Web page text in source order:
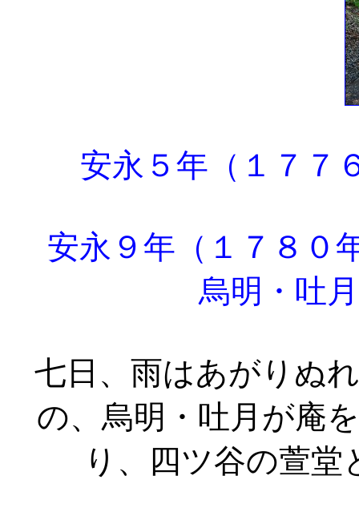
安永５年（１７７
安永９年（１７８０
烏明・吐
七日、雨はあがりぬ
の、烏明・吐月が庵
り、四ツ谷の萱